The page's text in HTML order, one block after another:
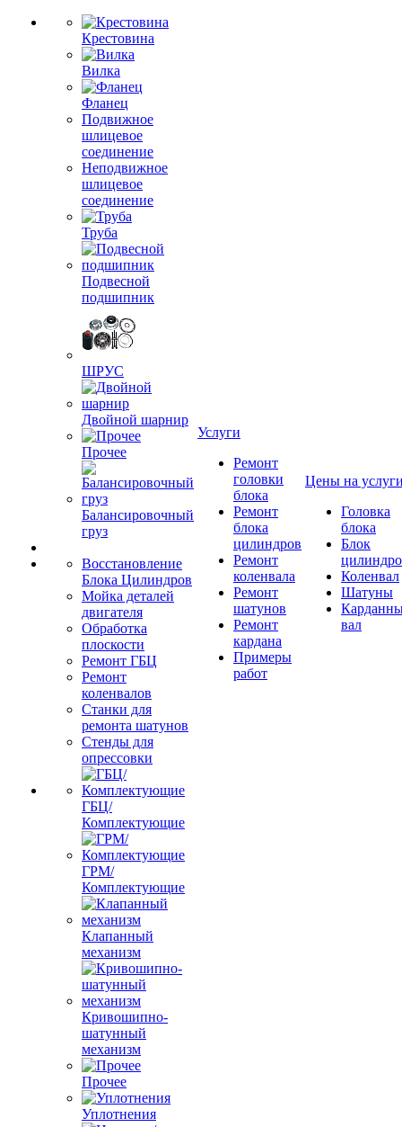
Крестовина
Вилка
Фланец
Подвижное
шлицевое
соединение
Неподвижное
шлицевое
соединение
Труба
Подвесной
подшипник
ШРУС
Двойной шарнир
Прочее
Балансировочный
груз
Восстановление
Блока Цилиндров
Мойка деталей
двигателя
Обработка
плоскости
Ремонт ГБЦ
Ремонт
коленвалов
Станки для
ремонта шатунов
Стенды для
опрессовки
ГБЦ/
Комплектующие
ГРМ/
Комплектующие
Клапанный
механизм
Кривошипно-
шатунный
механизм
Прочее
Уплотнения
Услуги
Ремонт
головки
блока
Ремонт
блока
цилиндров
Ремонт
коленвала
Ремонт
шатунов
Ремонт
кардана
Примеры
работ
Цены на
Головка
блока
Блок
Коленвал
Шатуны
вал